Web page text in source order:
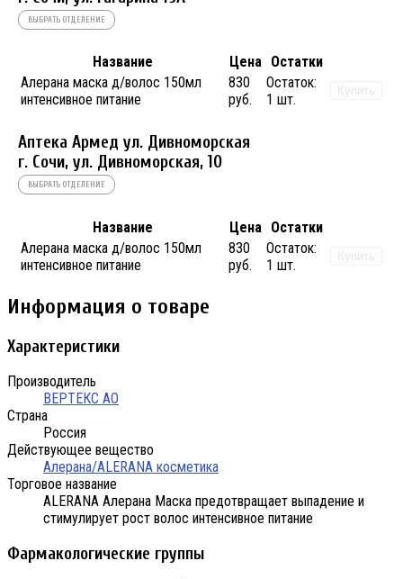
ВЫБРАТЬ ОТДЕЛЕНИЕ
Название Цена Остатки
Алерана маска д/волос 150мл
интенсивное питание
830
руб.
Остаток:
1 шт.
Купить
Аптека Армед ул. Дивноморская
г. Сочи, ул. Дивноморская, 10
ВЫБРАТЬ ОТДЕЛЕНИЕ
Название Цена Остатки
Алерана маска д/волос 150мл
интенсивное питание
830
руб.
Остаток:
1 шт.
Купить
Информация о товаре
Характеристики
Производитель
ВЕРТЕКС АО
Страна
Россия
Действующее вещество
Алерана/ALERANA косметика
Торговое название
ALERANA Алерана Маска предотвращает выпадение и
стимулирует рост волос интенсивное питание
Фармакологические группы